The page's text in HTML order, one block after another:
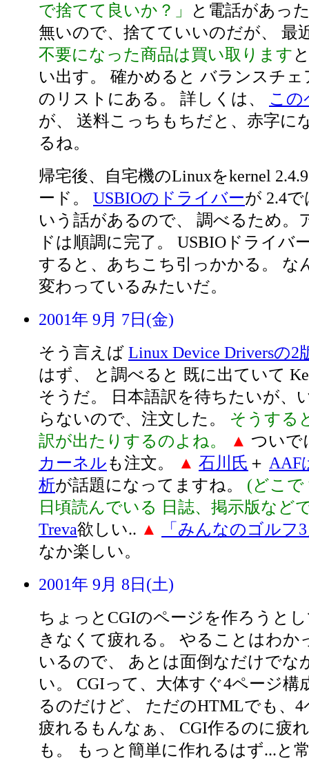
で捨てて良いか？」
と電話があっ
無いので、捨てていいのだが、 最
不要になった商品は買い取ります
い出す。 確かめると バランスチェ
のリストにある。 詳しくは、 この
が、 送料こっちもちだと、赤字に
るね。
帰宅後、自宅機のLinuxをkernel
ード。 USBIOのドライバーが 2.4
いう話があるので、 調べるため。
ドは順調に完了。 USBIOドライバ
すると、あちこち引っかかる。 な
変わっているみたいだ。
2001年 9月 7日(金)
そう言えば Linux Device Driversの2
はず、 と調べると 既に出ていて
そうだ。 日本語訳を待ちたいが、
らないので、注文した。 そうする
訳が出たりするのよね。
▲ ついで
カーネルも注文。 ▲ 石川氏 ＋ AAF
析が話題になってますね。 (どこで
日頃読んでいる 日誌、掲示版など
Treva欲しい.. ▲
「みんなのゴルフ
なか楽しい。
2001年 9月 8日(土)
ちょっとCGIのページを作ろうと
きなくて疲れる。 やることはわか
いるので、 あとは面倒なだけでな
い。 CGIって、大体すぐ4ページ構
るのだけど、 ただのHTMLでも、
疲れるもんなぁ、 CGI作るのに疲
も。 もっと簡単に作れるはず...と